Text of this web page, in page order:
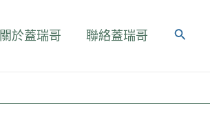
關於蓋瑞哥 聯絡蓋瑞哥